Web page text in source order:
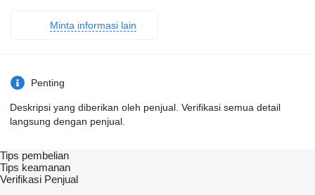
Minta informasi lain
Penting
Deskripsi yang diberikan oleh penjual. Verifikasi semua detail
langsung dengan penjual.
Tips pembelian
Tips keamanan
Verifikasi Penjual